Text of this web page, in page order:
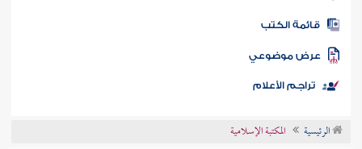
المكتبة
الكتب
موضوعي
تراجم الأعلام
الرئيسية المكتبة الإسلامية